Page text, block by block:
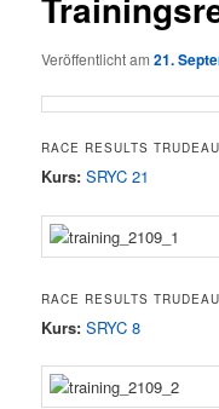
Veröffentlicht am21.
RACE RESULTS
Kurs:SRYC 21
RACE RESULTS
Kurs: SRYC 8